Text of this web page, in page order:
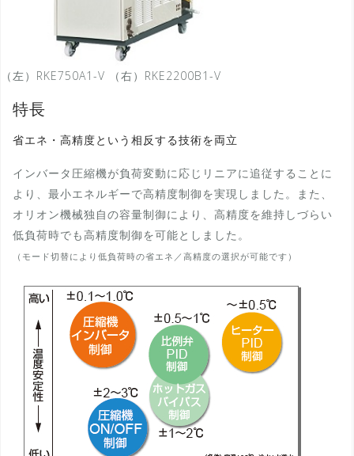
（左）RKE750A1-V （右）RKE2200B1-V
特長
省エネ・高精度という相反する技術を両立
インバータ圧縮機が負荷変動に応じリニアに追従することに
より、最小エネルギーで高精度制御を実現しました。また、
オリオン機械独自の容量制御により、高精度を維持しづらい
低負荷時でも高精度制御を可能としました。
（モード切替により低負荷時の省エネ／高精度の選択が可能です）